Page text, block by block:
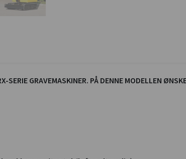
GRAVEMASKINER. PÅ DENNE MODELLEN